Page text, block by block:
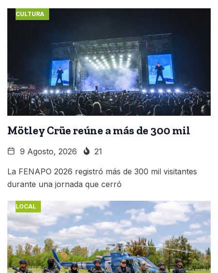
CULTURA
Mötley Crüe reúne a más de 300 mil
9 Agosto, 2026 21
La FENAPO 2026 registró más de 300 mil visitantes
durante una jornada que cerró
LOCAL